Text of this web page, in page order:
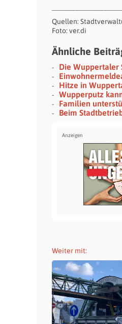
Quellen:
Foto: ver.di
Ähnliche
Die Wuppertaler
Hitze in
Wupperputz
Familien
Beim
Weiter mit: